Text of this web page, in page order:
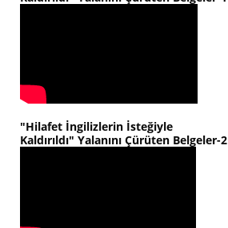
"Hilafet İngilizlerin İsteğiyle
Kaldırıldı" Yalanını Çürüten Belgeler-2